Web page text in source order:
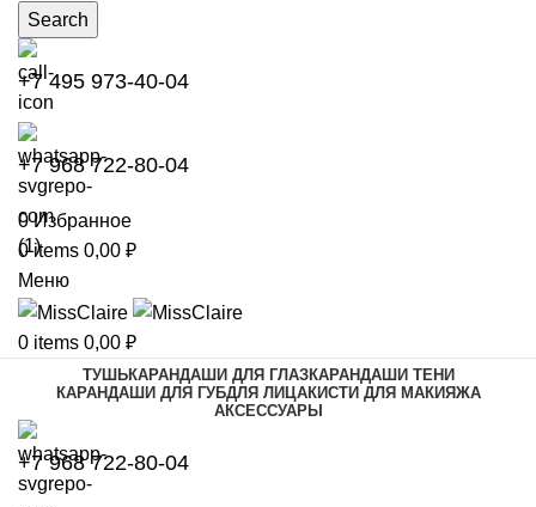
Search
+7 495 973-40-04
+7 968 722-80-04
0Избранное
0items 0,00 ₽
Меню
0 items 0,00 ₽
ТУШЬКАРАНДАШИ ДЛЯ ГЛАЗКАРАНДАШИ ТЕНИ
КАРАНДАШИ ДЛЯ ГУБДЛЯ ЛИЦАКИСТИ ДЛЯ МАКИЯЖА
АКСЕССУАРЫ
+7 968 722-80-04